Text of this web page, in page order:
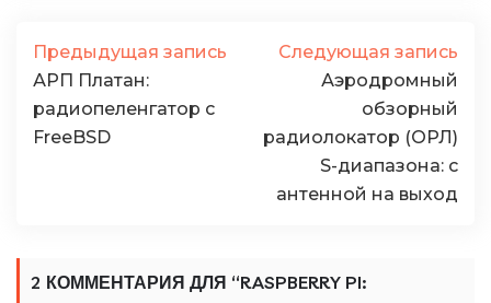
Предыдущая запись
АРП Платан:
радиопеленгатор с
FreeBSD
Следующая запись
Аэродромный
обзорный
радиолокатор (ОРЛ)
S-диапазона: с
антенной на выход
2 КОММЕНТАРИЯ ДЛЯ “RASPBERRY PI: